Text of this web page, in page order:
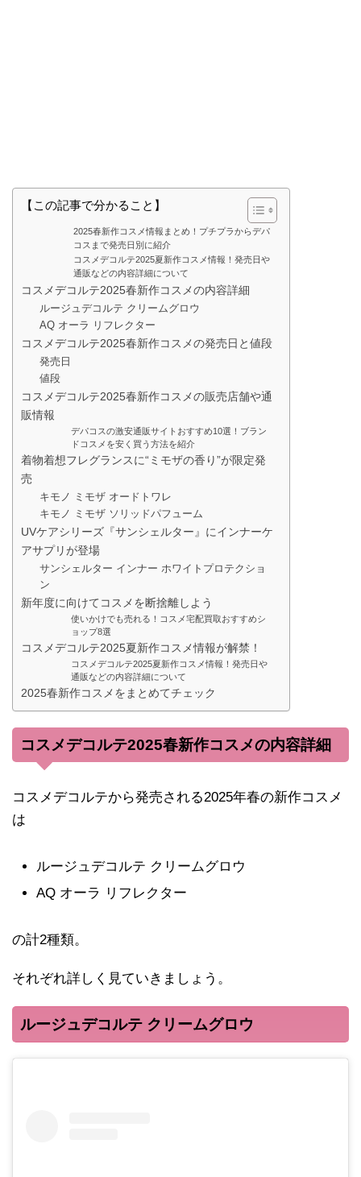
【この記事で分かること】
2025春新作コスメ情報まとめ！プチプラからデパ
コスまで発売日別に紹介
コスメデコルテ2025夏新作コスメ情報！発売日や
通販などの内容詳細について
コスメデコルテ2025春新作コスメの内容詳細
ルージュデコルテ クリームグロウ
AQ オーラ リフレクター
コスメデコルテ2025春新作コスメの発売日と値段
発売日
値段
コスメデコルテ2025春新作コスメの販売店舗や通
販情報
デパコスの激安通販サイトおすすめ10選！ブラン
ドコスメを安く買う方法を紹介
着物着想フレグランスに“ミモザの香り”が限定発
売
キモノ ミモザ オードトワレ
キモノ ミモザ ソリッドパフューム
UVケアシリーズ『サンシェルター』にインナーケ
アサプリが登場
サンシェルター インナー ホワイトプロテクショ
ン
新年度に向けてコスメを断捨離しよう
使いかけでも売れる！コスメ宅配買取おすすめシ
ョップ8選
コスメデコルテ2025夏新作コスメ情報が解禁！
コスメデコルテ2025夏新作コスメ情報！発売日や
通販などの内容詳細について
2025春新作コスメをまとめてチェック
コスメデコルテ2025春新作コスメの内容詳細
コスメデコルテから発売される2025年春の新作コスメ
は
ルージュデコルテ クリームグロウ
AQ オーラ リフレクター
の計2種類。
それぞれ詳しく見ていきましょう。
ルージュデコルテ クリームグロウ